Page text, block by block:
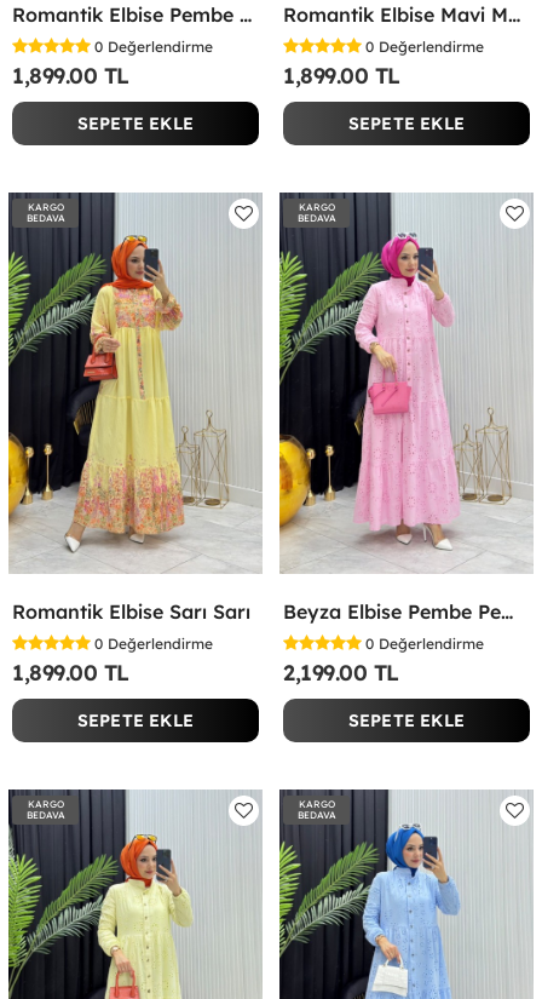
Romantik Elbise Pembe Pembe
0 Değerlendirme
1,899.00 TL
SEPETE EKLE
Romantik Elbise Mavi Mavi
0 Değerlendirme
1,899.00 TL
SEPETE EKLE
KARGO
BEDAVA
Romantik Elbise Sarı Sarı
0 Değerlendirme
1,899.00 TL
SEPETE EKLE
KARGO
BEDAVA
Beyza Elbise Pembe Pembe
0 Değerlendirme
2,199.00 TL
SEPETE EKLE
KARGO
BEDAVA
KARGO
BEDAVA